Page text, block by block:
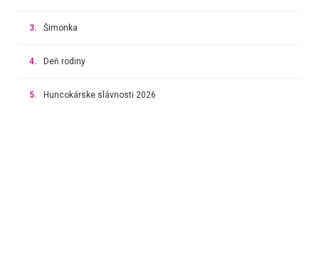
3. Šimonka
4. Deň rodiny
5. Huncokárske slávnosti 2026